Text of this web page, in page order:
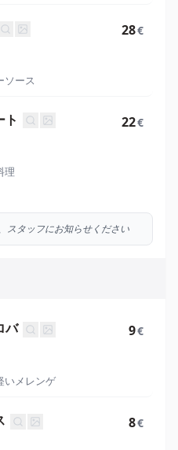
ソース
28€
ト
理
22€
スタッフにお知らせください
バ
いメレンゲ
9€
8€